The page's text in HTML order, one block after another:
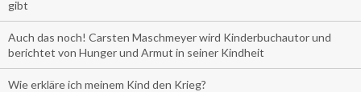
gibt
Auch das noch! Carsten Maschmeyer wird Kinderbuchautor und
berichtet von Hunger und Armut in seiner Kindheit
Wie erkläre ich meinem Kind den Krieg?